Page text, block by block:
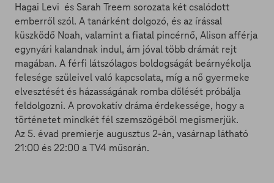
Hagai Levi és Sarah Treem sorozata két csalódott
emberről szól. A tanárként dolgozó, és az írással
küszködő Noah, valamint a fiatal pincérnő, Alison afférja
egynyári kalandnak indul, ám jóval több drámát rejt
magában. A férfi látszólagos boldogságát beárnyékolja
felesége szüleivel való kapcsolata, míg a nő gyermeke
elvesztését és házasságának romba dőlését próbálja
feldolgozni. A provokatív dráma érdekessége, hogy a
történetet mindkét fél szemszögéből megismerjük.
Az 5. évad premierje augusztus 2-án, vasárnap látható
21:00 és 22:00 a TV4 műsorán.